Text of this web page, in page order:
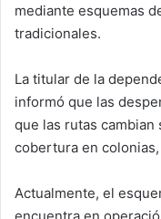
mediante esquemas
tradicionales.
La titular de la
informó que las
que las rutas cambian
cobertura en
Actualmente, el